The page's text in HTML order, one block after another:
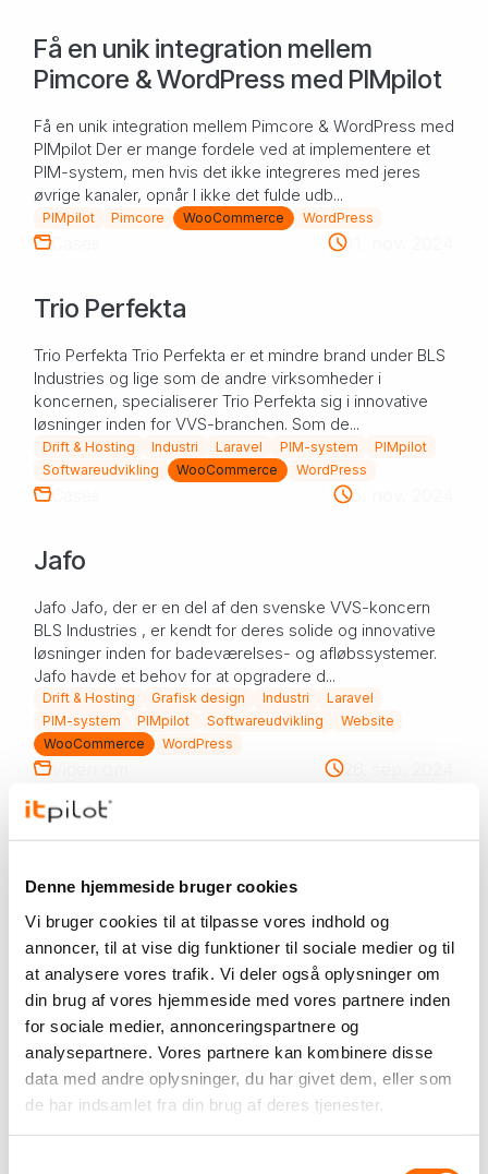
Denne hjemmeside bruger cookies
Vi bruger cookies til at tilpasse vores indhold og
annoncer, til at vise dig funktioner til sociale medier og til
at analysere vores trafik. Vi deler også oplysninger om
din brug af vores hjemmeside med vores partnere inden
for sociale medier, annonceringspartnere og
analysepartnere. Vores partnere kan kombinere disse
data med andre oplysninger, du har givet dem, eller som
de har indsamlet fra din brug af deres tjenester.
Få en unik integration mellem
Pimcore & WordPress med PIMpilot
Få en unik integration mellem Pimcore & WordPress med
PIMpilot Der er mange fordele ved at implementere et
PIM-system, men hvis det ikke integreres med jeres
øvrige kanaler, opnår I ikke det fulde udb...
PIMpilot Pimcore WooCommerce WordPress
Cases 11. nov. 2024
Trio Perfekta
Trio Perfekta Trio Perfekta er et mindre brand under BLS
Industries og lige som de andre virksomheder i
koncernen, specialiserer Trio Perfekta sig i innovative
løsninger inden for VVS-branchen. Som de...
Drift & Hosting Industri Laravel PIM-system
PIMpilot
Softwareudvikling
WooCommerce WordPress
Cases 5. nov. 2024
Jafo
Jafo Jafo, der er en del af den svenske VVS-koncern
BLS Industries , er kendt for deres solide og innovative
løsninger inden for badeværelses- og afløbssystemer.
Jafo havde et behov for at opgradere d...
Drift & Hosting Grafisk design Industri
Laravel
PIM-system
PIMpilot Softwareudvikling
Website
WooCommerce
WordPress
Viden om 26. sep. 2024
Hvilken platform skal I vælge til jeres
Hvilken platform skal I vælge til jeres B2B-webshop? Når
I som B2B-virksomhed har besluttet, at I skal have en
webshop, opstår det næste naturlige spørgsmål: Hvilken
platform skal løsningen bygges på?...
E-commerce Magento Prestashop WooCommerce
Cases 20. jun. 2024
Bjerringbro & Fårvang El-Forretning
Ny hjemmeside til Bjerringbro & Fårvang El-Forretning